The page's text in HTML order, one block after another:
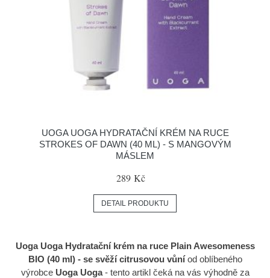
UOGA UOGA HYDRATAČNÍ KRÉM NA RUCE
STROKES OF DAWN (40 ML) - S MANGOVÝM
MÁSLEM
289 Kč
DETAIL PRODUKTU
Uoga Uoga Hydratační krém na ruce Plain Awesomeness
BIO (40 ml) - se svěží citrusovou vůníod oblíbeného
výrobce Uoga Uoga- tento artikl čeká na vás výhodně za